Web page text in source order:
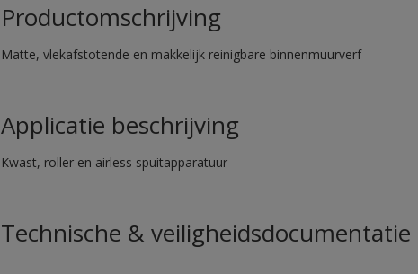
Productomschrijving
Matte, vlekafstotende en makkelijk reinigbare binnenmuurverf
Applicatie beschrijving
Kwast, roller en airless spuitapparatuur
Technische & veiligheidsdocumentatie